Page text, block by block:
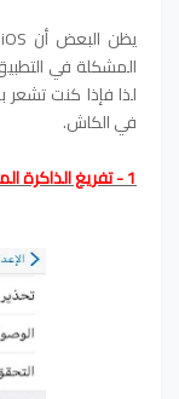
المشكلة في
لذا فإذا كنت
في الكاش.
1 - تفريغ الذاكرة المؤقتة في سفاري